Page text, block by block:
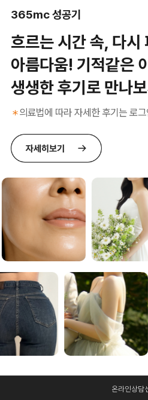
365mc 성공기
흐르는 시간 속, 다시
아름다움! 기적같은
생생한 후기로 만나
＊의료법에 따라 자세한 후기는 로
온라인상담